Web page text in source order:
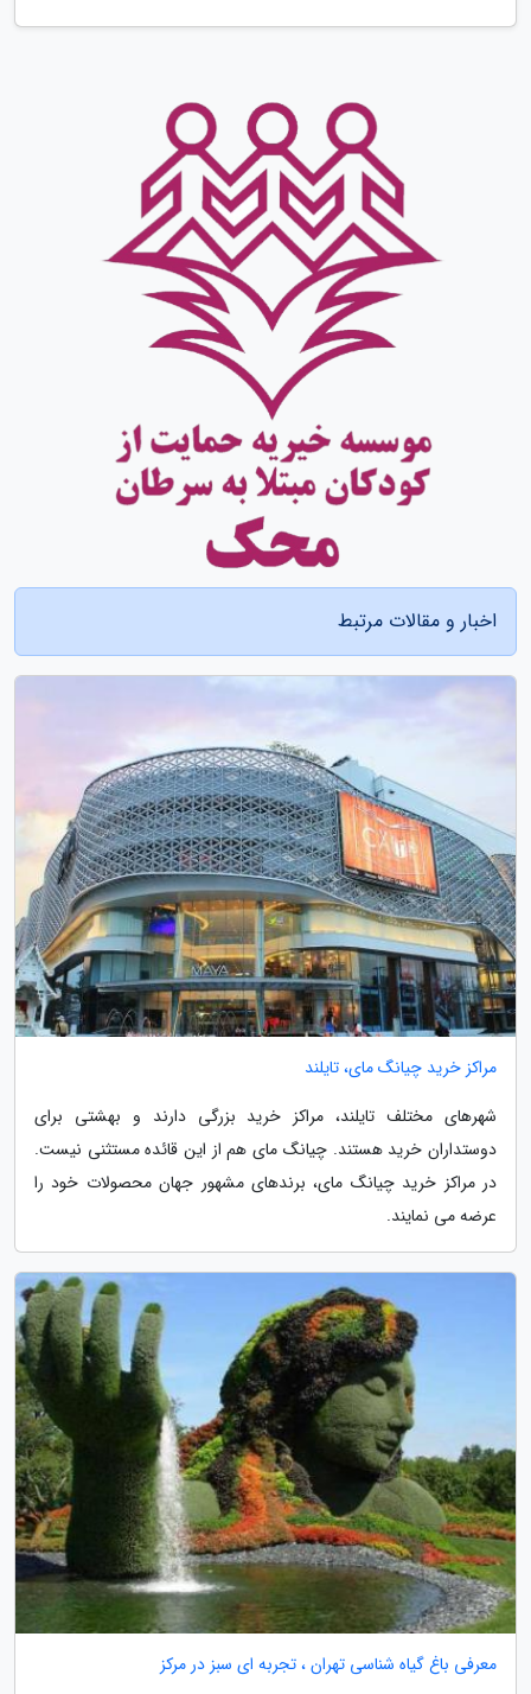
اخبار و مقالات مرتبط
مراکز خرید چیانگ مای، تایلند
شهرهای مختلف تایلند، مراکز خرید بزرگی دارند و بهشتی برای
دوستداران خرید هستند. چیانگ مای هم از این قائده مستثنی نیست.
در مراکز خرید چیانگ مای، برندهای مشهور جهان محصولات خود را
عرضه می نمایند.
معرفی باغ گیاه شناسی تهران ، تجربه ای سبز در مرکز